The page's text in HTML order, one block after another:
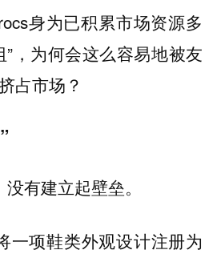
身为已积累市场资源多
”，为何会这么容易地被友
占市场？
有建立起壁垒。
一项鞋类外观设计注册为